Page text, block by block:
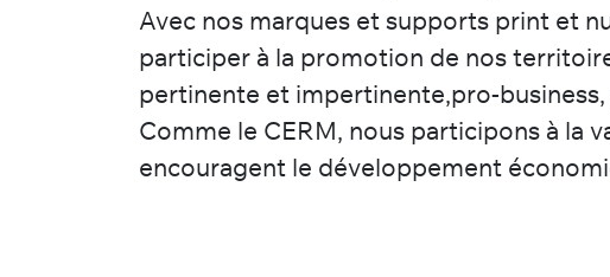
Avec nos marques et supports print et
participer à la promotion de nos
pertinente et impertinente,pro-
Comme le CERM, nous participons à la
encouragent le développement